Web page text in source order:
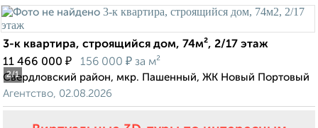
2/1
3-к квартира, строящийся дом, 74м², 2/17 этаж
11 466 000 ₽ 156 000 ₽ за м²
Свердловский район, мкр. Пашенный, ЖК Новый Портовый
Агентство, 02.08.2026